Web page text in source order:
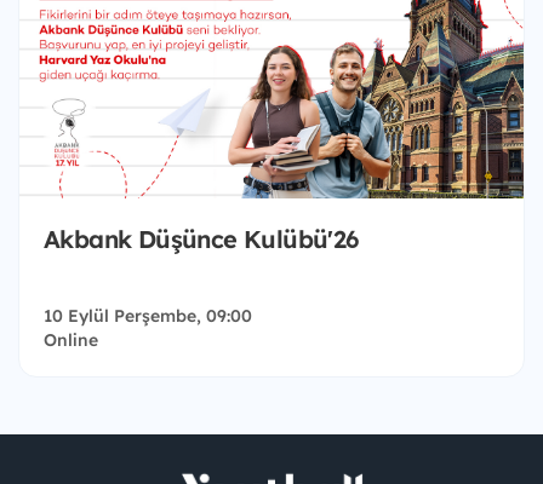
Akbank Düşünce Kulübü'26
10 Eylül Perşembe, 09:00
Online